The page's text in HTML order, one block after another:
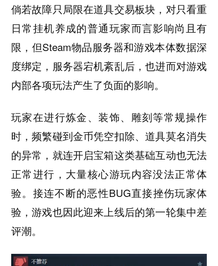
倘若故障只局限在道具交易板块，对只看重
日常挂机养成的普通玩家而言影响尚且有
限，但Steam物品服务器和游戏本体数据深
度绑定，服务器宕机紊乱后，也进而对游戏
内部各项玩法产生了负面的影响。
玩家在进行炼金、装饰、雕刻等常规操作
时，频繁碰到金币凭空扣除、道具莫名消失
的异常，就连开启宝箱这类基础互动也无法
正常进行，大量核心游玩内容没法正常体
验。接连不断的恶性BUG直接挫伤玩家体
验，游戏也因此迎来上线后的第一轮集中差
评潮。